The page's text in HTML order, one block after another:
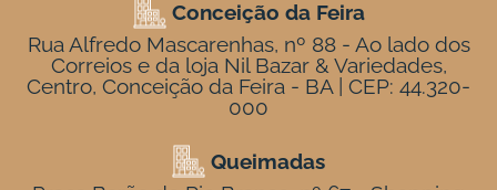
Conceição da Feira
Rua Alfredo Mascarenhas, nº 88 - Ao lado dos
Correios e da loja Nil Bazar & Variedades,
Centro, Conceição da Feira - BA | CEP: 44.320-
000
Queimadas